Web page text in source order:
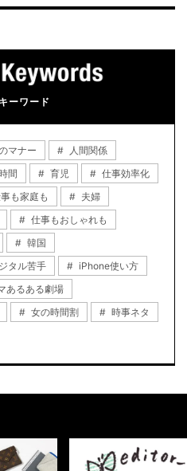
ーワード
マナー
人間関係
間 育児
仕事効率化
も家庭も
夫婦
仕事もおしゃれも
韓国
タル苦手
iPhone使い方
あるある劇場
女の時間割
時事ネタ